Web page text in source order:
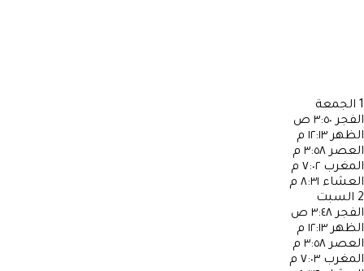
1 الجمعة
الفجر ٣:٥٠ ص
الظهر ١٢:١٣ م
العصر ٣:٥٨ م
المغرب ٧:٠٢ م
العشاء ٨:٣١ م
2 السبت
الفجر ٣:٤٨ ص
الظهر ١٢:١٣ م
العصر ٣:٥٨ م
المغرب ٧:٠٣ م